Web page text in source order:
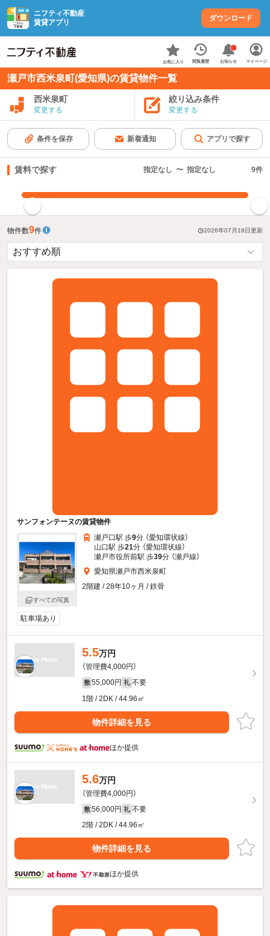
ニフティ不動産
賃貸アプリ
ダウンロード
お気に入り 閲覧履歴 お知らせ マイページ
瀬戸市西米泉町(愛知県)の賃貸物件一覧
西米泉町
変更する
絞り込み条件
変更する
条件を保存 新着通知 アプリで探す
賃料で探す 指定なし 〜 指定なし 9件
物件数9件 2026年07月18日更新
サンフォンテーヌの賃貸物件
すべての写真
瀬戸口駅 歩9分 （愛知環状線）
山口駅 歩21分 （愛知環状線）
瀬戸市役所前駅 歩39分 （瀬戸線）
愛知県瀬戸市西米泉町
2階建 / 28年10ヶ月 / 鉄骨
駐車場あり
5.5万円
（管理費4,000円）
敷 55,000円 礼 不要
1階 / 2DK / 44.96㎡
物件詳細を見る
ほか提供
5.6万円
（管理費4,000円）
敷 56,000円 礼 不要
2階 / 2DK / 44.96㎡
物件詳細を見る
ほか提供